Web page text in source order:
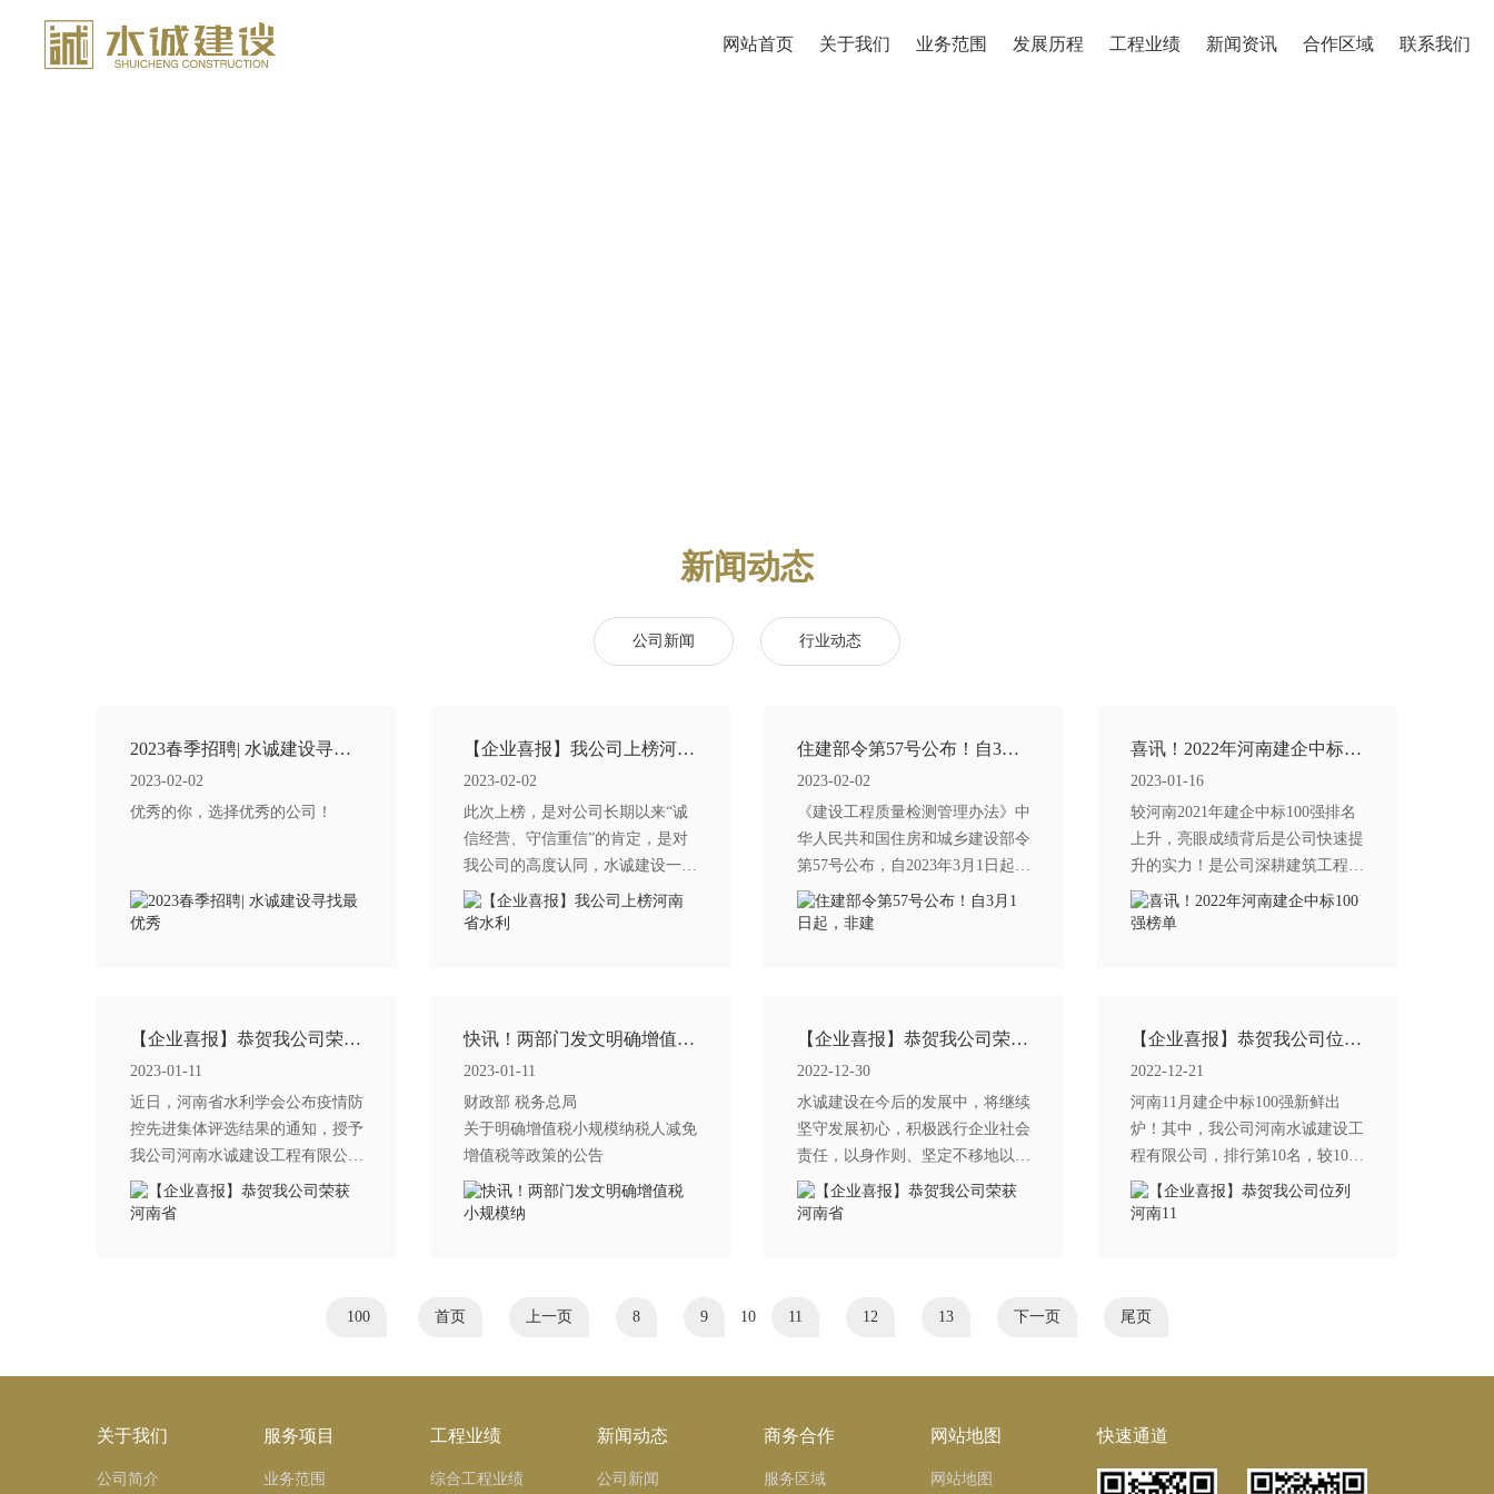
网站首页 关于我们 业务范围 发展历程 工程业绩 新闻资讯 合作区域 联系我们
新闻动态
公司新闻 行业动态
2023春季招聘| 水诚建设寻找最优秀
2023-02-02
优秀的你，选择优秀的公司！
【企业喜报】我公司上榜河南省水利
2023-02-02
此次上榜，是对公司长期以来“诚
信经营、守信重信”的肯定，是对
我公司的高度认同，水诚建设一定
会再接再厉，在诚信发展的道路上
持续飞跃，更进一步！
住建部令第57号公布！自3月1日起，非建
2023-02-02
《建设工程质量检测管理办法》中
华人民共和国住房和城乡建设部令
第57号公布，自2023年3月1日起施
行。
喜讯！2022年河南建企中标100强榜单
2023-01-16
较河南2021年建企中标100强排名
上升，亮眼成绩背后是公司快速提
升的实力！是公司深耕建筑工程行
业综合实力的体现。
【企业喜报】恭贺我公司荣获河南省
2023-01-11
近日，河南省水利学会公布疫情防
控先进集体评选结果的通知，授予
我公司河南水诚建设工程有限公
司“疫情防控先进集体”。
快讯！两部门发文明确增值税小规模纳
2023-01-11
财政部 税务总局
关于明确增值税小规模纳税人减免
增值税等政策的公告
【企业喜报】恭贺我公司荣获河南省
2022-12-30
水诚建设在今后的发展中，将继续
坚守发展初心，积极践行企业社会
责任，以身作则、坚定不移地以实
际行动践行“诚信经营 奉献社
会”的企业理念。
【企业喜报】恭贺我公司位列河南11
2022-12-21
河南11月建企中标100强新鲜出
炉！其中，我公司河南水诚建设工
程有限公司，排行第10名，较10月
份排名上升3位！
100 首页 上一页 8 9 10 11 12 13 下一页 尾页
关于我们
公司简介
服务项目
业务范围
工程业绩
综合工程业绩
新闻动态
公司新闻
商务合作
服务区域
网站地图
网站地图
快速通道